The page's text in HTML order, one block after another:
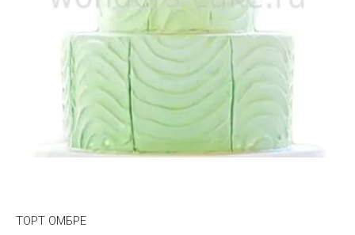
ТОРТ ОМБРЕ